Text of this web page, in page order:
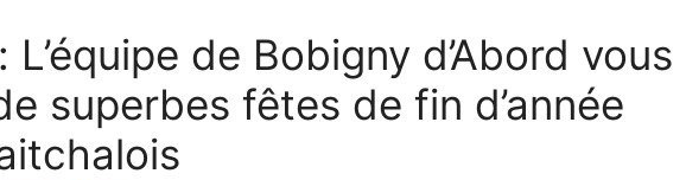
de Bobigny d’Abord vous
superbes fêtes de fin d’année